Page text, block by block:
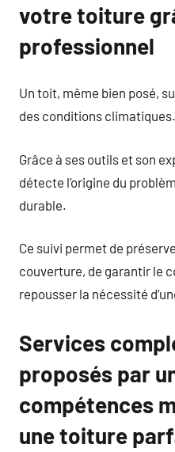
votre toiture
professionnel
Un toit, même bien posé,
des conditions climatiques.
Grâce à ses outils et son
détecte l’origine du
durable.
Ce suivi permet de
couverture, de garantir le
repousser la nécessité
Services
proposés par
compétences
une toiture